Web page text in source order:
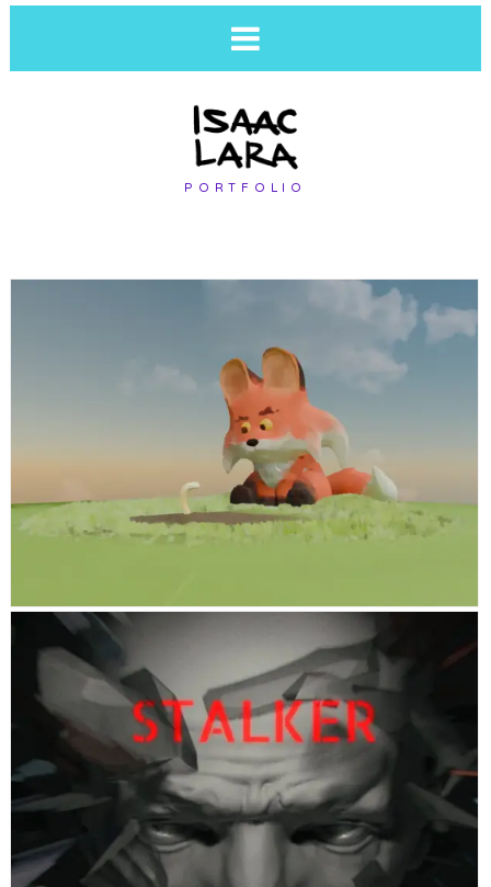
PORTFOLIO
PAUSA
STALKER